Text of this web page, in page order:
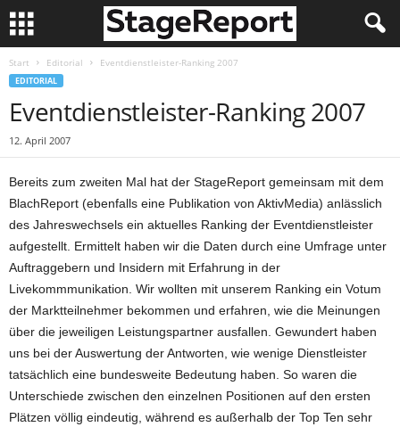
Start Editorial Eventdienstleister-Ranking 2007
EDITORIAL
Eventdienstleister-Ranking 2007
12. April 2007
Bereits zum zweiten Mal hat der StageReport gemeinsam mit dem
BlachReport (ebenfalls eine Publikation von AktivMedia) anlässlich
des Jahreswechsels ein aktuelles Ranking der Eventdienstleister
aufgestellt. Ermittelt haben wir die Daten durch eine Umfrage unter
Auftraggebern und Insidern mit Erfahrung in der
Livekommmunikation. Wir wollten mit unserem Ranking ein Votum
der Marktteilnehmer bekommen und erfahren, wie die Meinungen
über die jeweiligen Leistungspartner ausfallen. Gewundert haben
uns bei der Auswertung der Antworten, wie wenige Dienstleister
tatsächlich eine bundesweite Bedeutung haben. So waren die
Unterschiede zwischen den einzelnen Positionen auf den ersten
Plätzen völlig eindeutig, während es außerhalb der Top Ten sehr